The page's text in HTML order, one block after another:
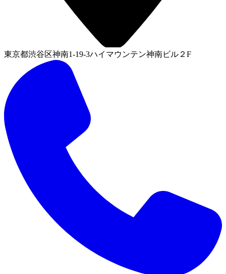
東京都渋谷区神南1-19-3ハイマウンテン神南ビル２F